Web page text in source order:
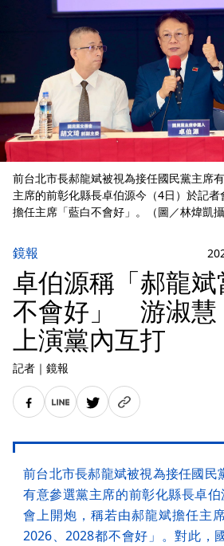
前台北市長郝龍斌被視為接任國民黨主席
主席的前彰化縣長卓伯源今（4日）於記
擔任主席「藍白不會好」。（圖／林煒凱攝
鏡報
卓伯源稱「郝龍斌
不會好」 游淑慧
上演黨內互打
記者 ｜ 鏡報
前台北市長郝龍斌被視為接任國民
有意參選黨主席的前彰化縣長卓
會上開炮，稱若由郝龍斌擔任主
2026、2028都不會好」。對此，